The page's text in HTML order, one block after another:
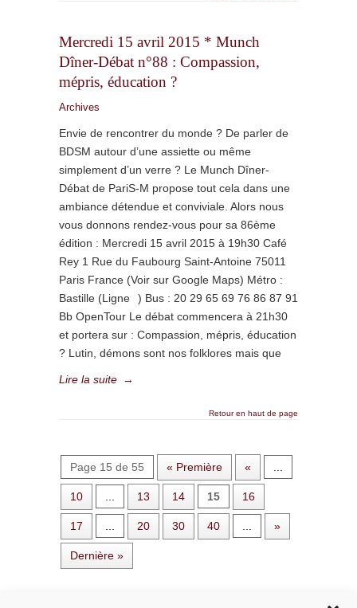
Mercredi 15 avril 2015 * Munch
Dîner-Débat n°88 : Compassion,
mépris, éducation ?
Archives
Envie de rencontrer du monde ? De parler de
BDSM autour d’une assiette ou même
simplement d’un verre ? Le Munch Dîner-
Débat de PariS-M propose tout cela dans une
ambiance détendue et conviviale. Alors nous
vous donnons rendez-vous pour sa 86ème
édition : Mercredi 15 avril 2015 à 19h30 Café
Rey 1 Rue du Faubourg Saint-Antoine 75011
Paris France (Voir sur Google Maps) Métro :
Bastille (Ligne ) Bus : 20 29 65 69 76 86 87 91
Bb OpenTour Le débat commencera à 21h30
et portera sur : Compassion, mépris, éducation
? Lutin, démons sont nos folklores mais que
Lire la suite →
Retour en haut de page
Page 15 de 55 « Première «
10 13 14 15 16
17 20 30 40 »
Dernière »